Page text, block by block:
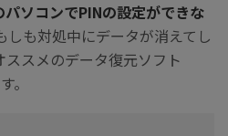
ソコンでPINの設定ができな
しも対処中にデータが消えてし
スメのデータ復元ソフト
。